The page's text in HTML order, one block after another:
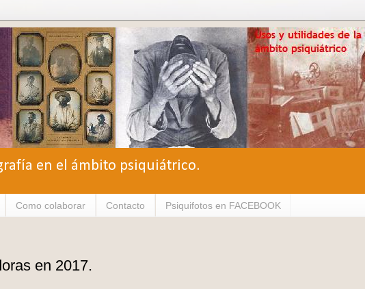
en el ámbito psiquiátrico.
Como colaborar Contacto Psiquifotos en FACEBOOK
en 2017.